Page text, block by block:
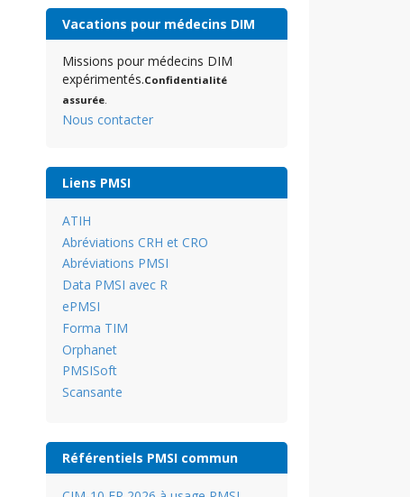
Vacations pour médecins DIM
Missions pour médecins DIM
expérimentés.Confidentialité
assurée.
Nous contacter
Liens PMSI
ATIH
Abréviations CRH et CRO
Abréviations PMSI
Data PMSI avec R
ePMSI
Forma TIM
Orphanet
PMSISoft
Scansante
Référentiels PMSI commun